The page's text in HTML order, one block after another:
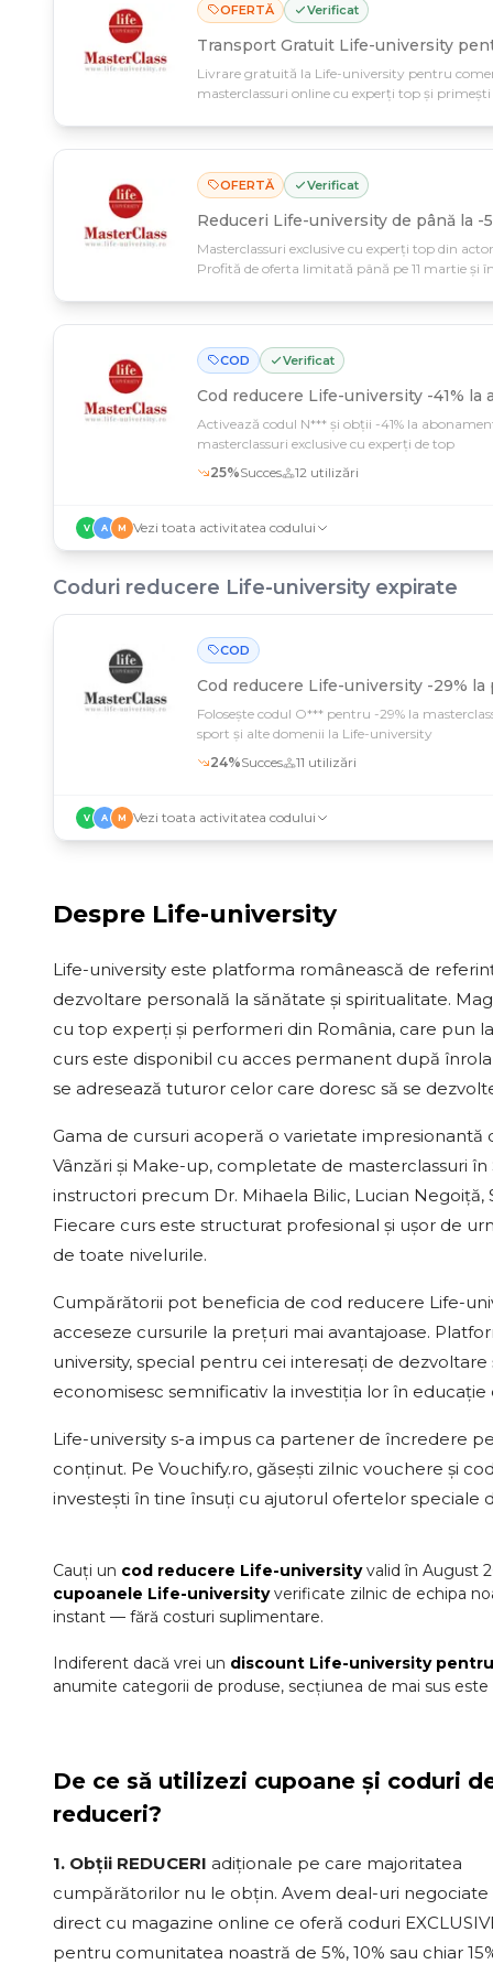
OFERTĂ Verificat
Transport Gratuit Life-university
Livrare gratuită la Life-university pentru
masterclassuri online cu experți top și
OFERTĂ Verificat
Reduceri Life-university de până la
Masterclassuri exclusive cu experți top din
Profită de oferta limitată până pe 11 martie și
COD Verificat
Cod reducere Life-university -41%
Activează codul N*** și obții -41% la
masterclassuri exclusive cu experți de top
25%Succes 12 utilizări
V A M Vezi toata activitatea codului
Coduri reducere Life-universityexpirate
COD
Cod reducere Life-university -29%
Folosește codul O*** pentru -29% la
sport și alte domenii la Life-university
24%Succes 11 utilizări
V A M Vezi toata activitatea codului
Despre Life-university
Life-university este platforma românească de
dezvoltare personală la sănătate și spiritualitate.
cu top experți și performeri din România, care pun
curs este disponibil cu acces permanent după
se adresează tuturor celor care doresc să se
Gama de cursuri acoperă o varietate
Vânzări și Make-up, completate de masterclassuri în
instructori precum Dr. Mihaela Bilic, Lucian
Fiecare curs este structurat profesional și ușor de
de toate nivelurile.
Cumpărătorii pot beneficia de cod reducere Life-
acceseze cursurile la prețuri mai avantajoase.
university, special pentru cei interesați de
economisesc semnificativ la investiția lor în educație
Life-university s-a impus ca partener de încredere
conținut. Pe Vouchify.ro, găsești zilnic vouchere și
investești în tine însuți cu ajutorul ofertelor speciale
Cauți un cod reducere Life-university valid în August
cupoanele Life-university verificate zilnic de echipa
instant — fără costuri suplimentare.
Indiferent dacă vrei un discount Life-universitypentru
anumite categorii de produse, secțiunea de mai sus
De ce să utilizezi cupoane și coduri
reduceri?
1. Obții REDUCERI adiționale pe care majoritatea
cumpărătorilor nu le obțin. Avem deal-uri negociate
direct cu magazine online ce oferă coduri
pentru comunitatea noastră de 5%, 10% sau chiar